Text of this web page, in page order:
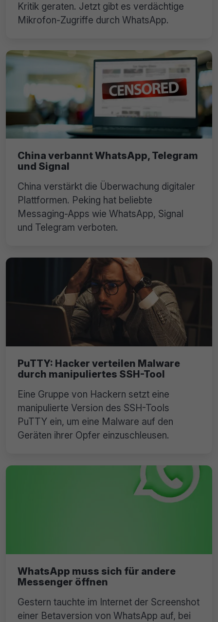
Kritik geraten. Jetzt gibt es verdächtige
Mikrofon-Zugriffe durch WhatsApp.
China verbannt WhatsApp, Telegram
und Signal
China verstärkt die Überwachung digitaler
Plattformen. Peking hat beliebte
Messaging-Apps wie WhatsApp, Signal
und Telegram verboten.
PuTTY: Hacker verteilen Malware
durch manipuliertes SSH-Tool
Eine Gruppe von Hackern setzt eine
manipulierte Version des SSH-Tools
PuTTY ein, um eine Malware auf den
Geräten ihrer Opfer einzuschleusen.
WhatsApp muss sich für andere
Messenger öffnen
Gestern tauchte im Internet der Screenshot
einer Betaversion von WhatsApp auf, bei